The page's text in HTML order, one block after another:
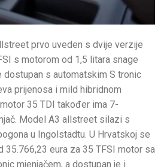
prvo uveden s dvije verzije
s motorom od 1,5 litara snage
dostupan s automatskim S tronic
prijenosa i mild hibridnom
35 TDI također ima 7-
Model A3 allstreet silazi s
u Ingolstadtu. U Hrvatskoj se
35.766,23 eura za 35 TFSI motor sa
mjenjačem, a dostupan je i